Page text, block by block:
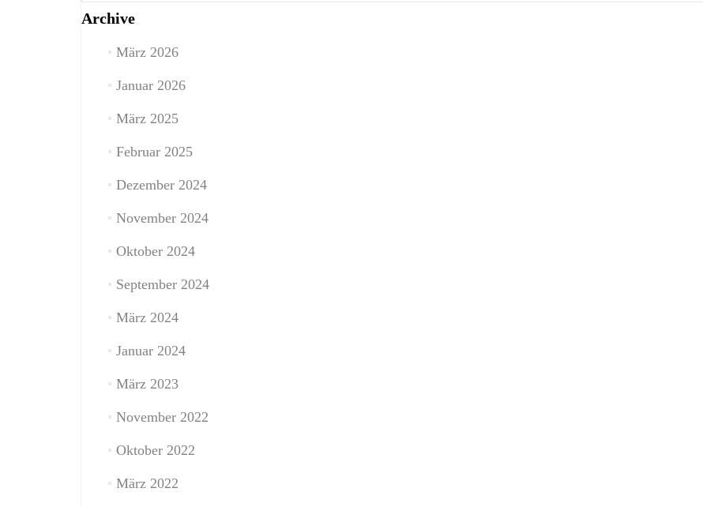
Archive
März 2026
Januar 2026
März 2025
Februar 2025
Dezember 2024
November 2024
Oktober 2024
September 2024
März 2024
Januar 2024
März 2023
November 2022
Oktober 2022
März 2022